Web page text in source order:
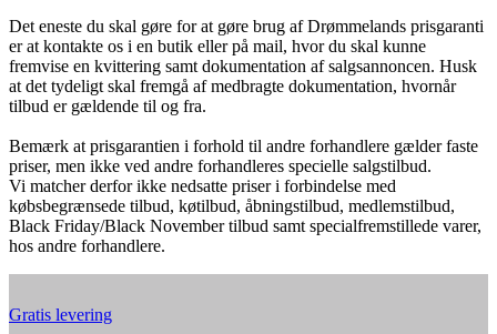
Det eneste du skal gøre for at gøre brug af Drømmelands prisgaranti
er at kontakte os i en butik eller på mail, hvor du skal kunne
fremvise en kvittering samt dokumentation af salgsannoncen. Husk
at det tydeligt skal fremgå af medbragte dokumentation, hvornår
tilbud er gældende til og fra.
Bemærk at prisgarantien i forhold til andre forhandlere gælder faste
priser, men ikke ved andre forhandleres specielle salgstilbud.
Vi matcher derfor ikke nedsatte priser i forbindelse med
købsbegrænsede tilbud, køtilbud, åbningstilbud, medlemstilbud,
Black Friday/Black November tilbud samt specialfremstillede varer,
hos andre forhandlere.
Gratis levering